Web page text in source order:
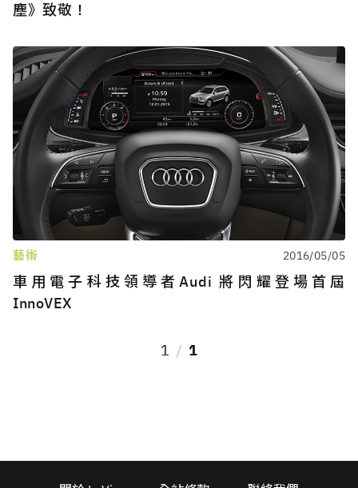
塵》致敬！
藝術 2016/05/05
車用電子科技領導者Audi 將閃耀登場首屆
InnoVEX
1 1